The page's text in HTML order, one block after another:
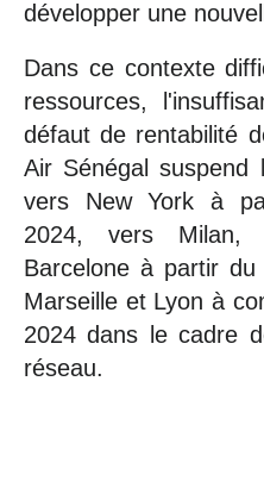
développer une
Dans ce contexte
ressources,
défaut de rentabilité
Air Sénégal suspend
vers New York à
2024, vers Milan,
Barcelone à partir
Marseille et Lyon à
2024 dans le cadre
réseau.